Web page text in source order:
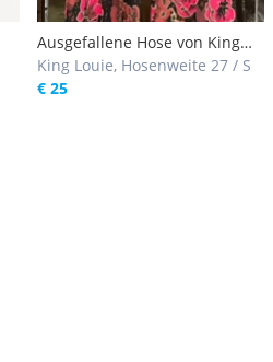
Ausgefallene Hose von King
Louie
King Louie, Hosenweite 27 / S
€ 25